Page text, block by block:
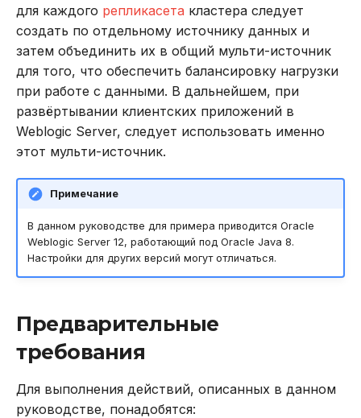
и
с
к
а
CREATE TABLE
CREATE USER
DELETE
DROP PROCEDURE
DROP ROLE
DROP TABLE
EXPLAIN
Использование
Функции и выражения
Встроенные оконные
функции
Функции даты и
Системные функции
для каждого репликасета кластера следует
создать по отдельному источнику данных и
затем объединить их в общий мульти-источник
для того, что обеспечить балансировку нагрузки
при работе с данными. В дальнейшем, при
развёртывании клиентских приложений в
Weblogic Server, следует использовать именно
этот мульти-источник.
Примечание
В данном руководстве для примера приводится Oracle
Weblogic Server 12, работающий под Oracle Java 8.
Настройки для других версий могут отличаться.
Предварительные
требования
Для выполнения действий, описанных в данном
руководстве, понадобятся: